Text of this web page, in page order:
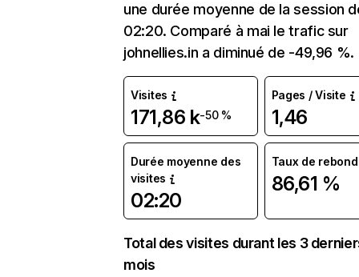
une durée moyenne de la session
02:20. Comparé à mai le trafic sur
johnellies.in a diminué de -49,96 %.
Visites
171,86 k-50 %
Pages / Visite
1,46
Durée moyenne des
visites
02:20
Taux de rebond
86,61 %
Total des visites durant les 3
mois